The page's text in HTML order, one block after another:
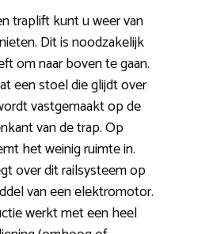
traplift kunt u weer van
Dit is noodzakelijk
om naar boven te gaan.
een stoel die glijdt over
vastgemaakt op de
van de trap. Op
het weinig ruimte in.
over dit railsysteem op
van een elektromotor.
werkt met een heel